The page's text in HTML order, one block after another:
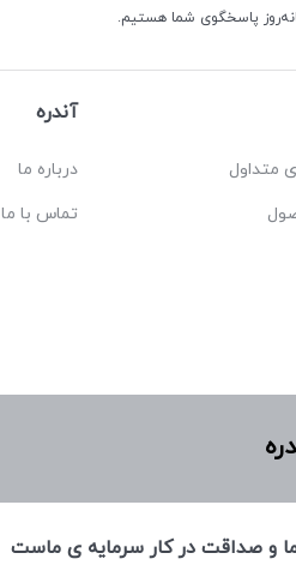
متداول
آندره
درباره ما
تماس با ما
و صداقت در كار سرمايه ی ماست